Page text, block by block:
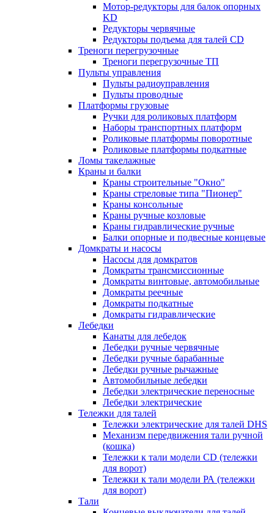
Мотор-редукторы для балок опорных
KD
Редукторы червячные
Редукторы подъема для талей CD
Треноги перегрузочные
Треноги перегрузочные ТП
Пульты управления
Пульты радиоуправления
Пульты проводные
Платформы грузовые
Ручки для роликовых платформ
Наборы транспортных платформ
Роликовые платформы поворотные
Роликовые платформы подкатные
Ломы такелажные
Краны и балки
Краны строительные "Окно"
Краны стреловые типа "Пионер"
Краны консольные
Краны ручные козловые
Краны гидравлические ручные
Балки опорные и подвесные концевые
Домкраты и насосы
Насосы для домкратов
Домкраты трансмиссионные
Домкраты винтовые, автомобильные
Домкраты реечные
Домкраты подкатные
Домкраты гидравлические
Лебедки
Канаты для лебедок
Лебедки ручные червячные
Лебедки ручные барабанные
Лебедки ручные рычажные
Автомобильные лебедки
Лебедки электрические переносные
Лебедки электрические
Тележки для талей
Тележки электрические для талей DHS
Механизм передвижения тали ручной
(кошка)
Тележки к тали модели CD (тележки
для ворот)
Тележки к тали модели РА (тележки
для ворот)
Тали